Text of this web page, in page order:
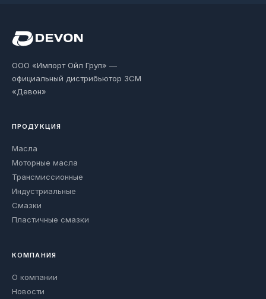
ООО «Импорт Ойл Груп» —
официальный дистрибьютор ЗСМ
«Девон»
ПРОДУКЦИЯ
Масла
Моторные масла
Трансмиссионные
Индустриальные
Смазки
Пластичные смазки
КОМПАНИЯ
О компании
Новости